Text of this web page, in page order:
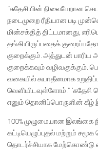
“சுதேசியின் நிலைபேறான
நடைமுறை ரீதியான படி
மின்சக்தித் திட்டமானது,
தங்கியிருப்பதைக்
குறைக்கும். அத்துடன்
குறைக்கவும்
வகையில் சுயாதீனமாக
வெளியிடவுள்ளோம்.”
எனும் தொனிப்பொருளின் கீழ்
100% முழுமையான இலங்கை
கட்டியெழுப்புதல் மற்றும்
தொடர்ச்சியாக மேற்கொண்டு